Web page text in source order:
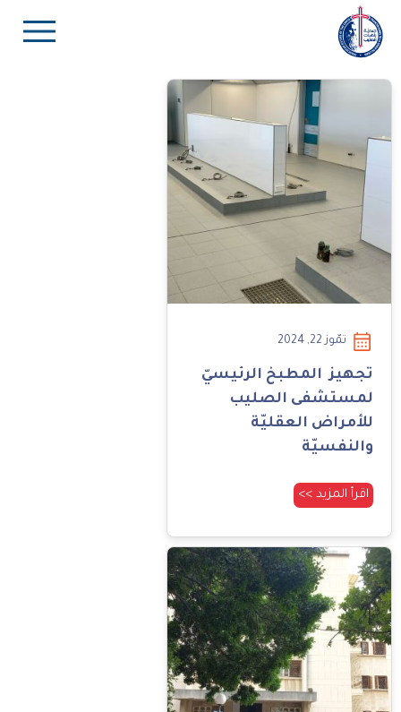
تمّوز 22, 2024
تجهيز المطبخ الرئيسيّ
لمستشفى الصليب
للأمراض العقليّة
والنفسيّة
اقرأ المزيد >>